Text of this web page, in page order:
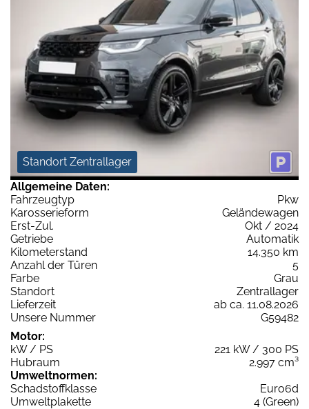
Standort Zentrallager
Allgemeine Daten:
Fahrzeugtyp
Pkw
Karosserieform
Geländewagen
Erst-Zul.
Okt / 2024
Getriebe
Automatik
Kilometerstand
14.350 km
Anzahl der Türen
5
Farbe
Grau
Standort
Zentrallager
Lieferzeit
ab ca. 11.08.2026
Unsere Nummer
G59482
Motor:
kW / PS
221 kW / 300 PS
Hubraum
2.997 cm³
Umweltnormen:
Schadstoffklasse
Euro6d
Umweltplakette
4 (Green)